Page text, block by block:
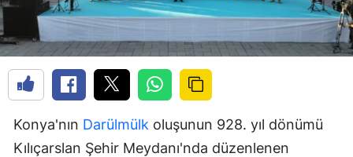
Konya'nın Darülmülk oluşunun 928. yıl dönümü
Kılıçarslan Şehir Meydanı'nda düzenlenen